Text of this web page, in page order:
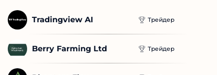
Tradingview AI Трейдер
Berry Farming Ltd Трейдер